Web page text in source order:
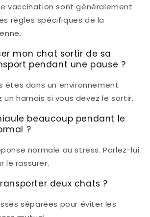
vaccination sont généralement
règles spécifiques de la
mon chat sortir de sa
pendant une pause ?
êtes dans un environnement
un harnais si vous devez le sortir.
beaucoup pendant le
?
normale au stress. Parlez-lui
le rassurer.
deux chats ?
séparées pour éviter les